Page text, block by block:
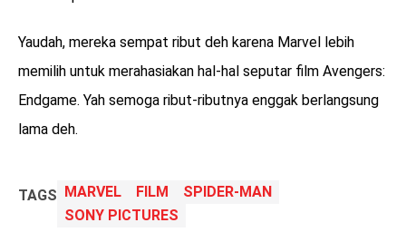
Yaudah, mereka sempat ribut deh karena Marvel lebih
memilih untuk merahasiakan hal-hal seputar film Avengers:
Endgame. Yah semoga ribut-ributnya enggak berlangsung
lama deh.
TAGS MARVEL FILM
SPIDER-MAN
SONY PICTURES